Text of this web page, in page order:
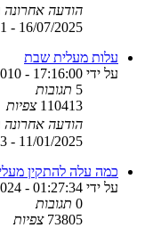
הודעה אחרונה
16/07/2025 - 12:15:31
עלות מעלית שבת
על ידי - 17:16:00
5 תגובות
110413 צפיות
הודעה אחרונה
11/01/2025 - 09:01:23
כמה עלה להתקין מעלית
על ידי - 01:27:34
0 תגובות
73805 צפיות